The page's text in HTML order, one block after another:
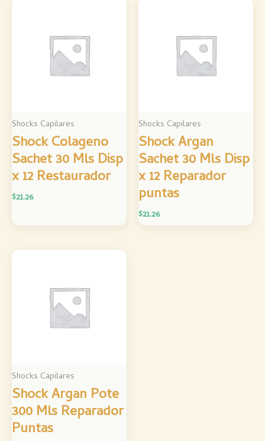
Shocks Capilares
Shock Colageno
Sachet 30 Mls Disp
x 12 Restaurador
$21.26
Shocks Capilares
Shock Argan
Sachet 30 Mls Disp
x 12 Reparador
puntas
$21.26
Shocks Capilares
Shock Argan Pote
300 Mls Reparador
Puntas